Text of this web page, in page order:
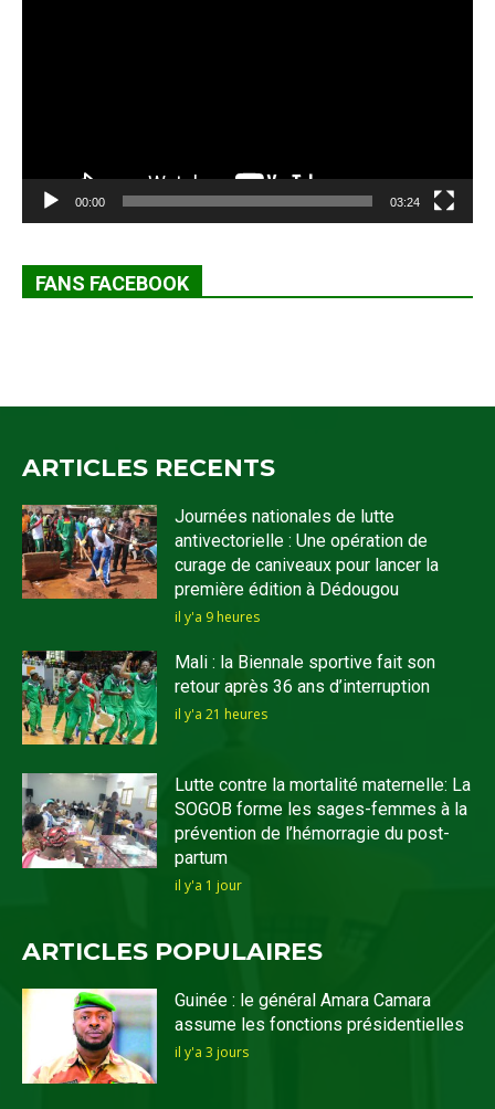
00:00 03:24
FANS FACEBOOK
ARTICLES RECENTS
Journées nationales de lutte
antivectorielle : Une opération de
curage de caniveaux pour lancer la
première édition à Dédougou
il y'a 9 heures
Mali : la Biennale sportive fait son
retour après 36 ans d’interruption
il y'a 21 heures
Lutte contre la mortalité maternelle: La
SOGOB forme les sages-femmes à la
prévention de l’hémorragie du post-
partum
il y'a 1 jour
ARTICLES POPULAIRES
Guinée : le général Amara Camara
assume les fonctions présidentielles
il y'a 3 jours